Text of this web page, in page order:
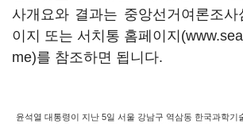
사개요와 결과는 중앙선거여론조사
이지 또는 서치통 홈페이지
me)를 참조하면 됩니다.
윤석열 대통령이 지난 5일 서울 강남구 역삼동 한국과학기